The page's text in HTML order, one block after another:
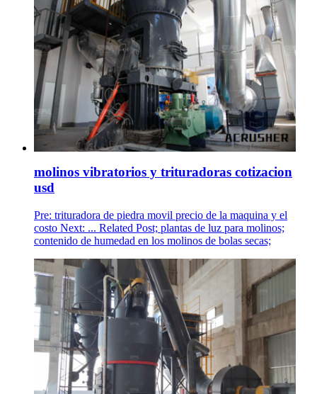
molinos vibratorios y trituradoras cotizacion
usd
Pre: trituradora de piedra movil precio de la maquina y el
costo Next: ... Related Post; plantas de luz para molinos;
contenido de humedad en los molinos de bolas secas;